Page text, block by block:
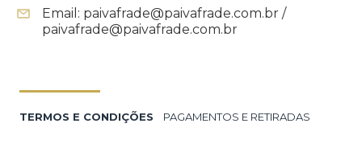
Email: paivafrade@paivafrade.com.br /
paivafrade@paivafrade.com.br
TERMOS E CONDIÇÕES PAGAMENTOS E RETIRADAS